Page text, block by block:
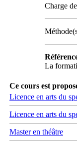
Charge
La
Ce cours est
Licence en arts du
Licence en arts du
Master en théâtre